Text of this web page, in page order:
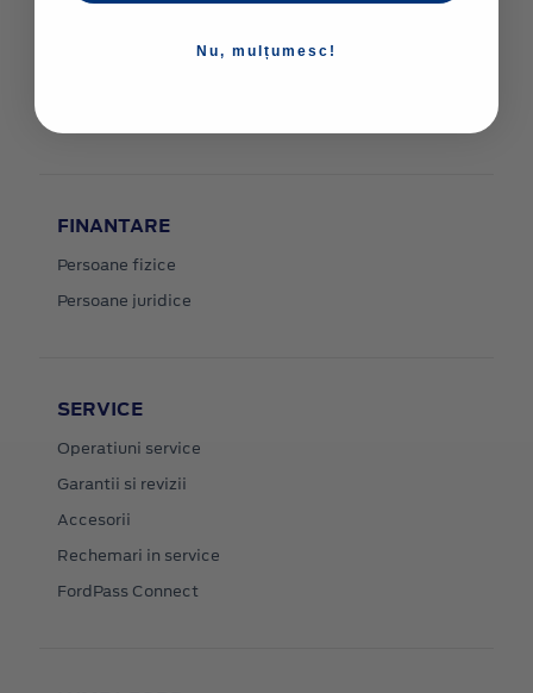
Configurator
FINANTARE
Persoane fizice
Persoane juridice
SERVICE
Operatiuni service
Garantii si revizii
Accesorii
Rechemari in service
FordPass Connect
Nu, mulțumesc!